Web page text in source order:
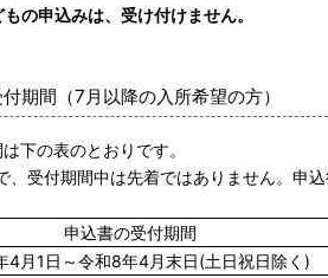
の申込みは、受け付けません。
期間（7月以降の入所希望の方）
下の表のとおりです。
受付期間中は先着ではありません。申
申込書の受付期間
4月1日～令和8年4月末日(土日祝日除く)